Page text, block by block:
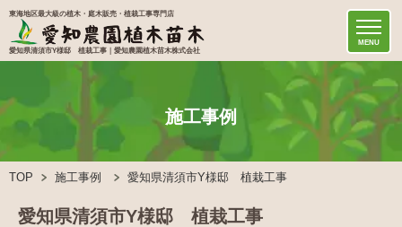
東海地区最大級の植木・庭木販売・植栽工事専門店
愛知県清須市Y様邸 植栽工事｜愛知農園植木苗木株式会社
MENU
施工事例
TOP 施工事例 愛知県清須市Y様邸 植栽工事
愛知県清須市Y様邸 植栽工事